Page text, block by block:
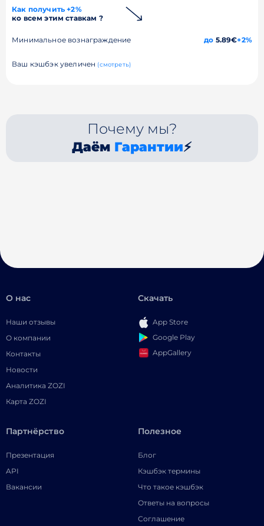
Как получить +2%
ко всем этим ставкам ?
Минимальное вознаграждение до 5.89€+2%
Ваш кэшбэк увеличен (смотреть)
Почему мы?
Даём Гарантии⚡
О нас
Наши отзывы
О компании
Контакты
Новости
Аналитика ZOZI
Карта ZOZI
Скачать
App Store
Google Play
AppGallery
Партнёрство
Презентация
API
Вакансии
Полезное
Блог
Кэшбэк термины
Что такое кэшбэк
Ответы на вопросы
Соглашение